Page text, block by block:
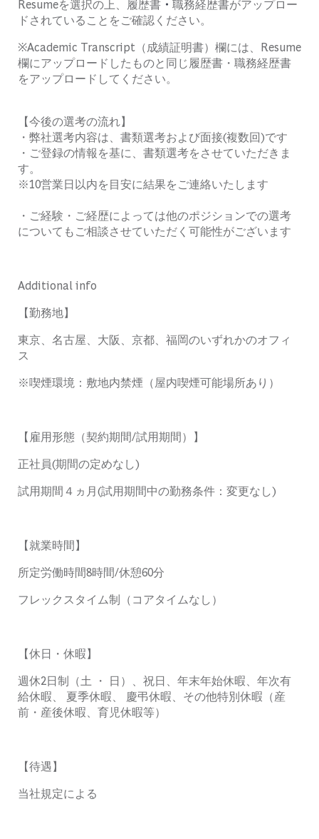
Resumeを選択の上、履歴書・ 職務経歴書がアップロー
ドされていることをご確認ください。
※Academic Transcript（成績証明書）欄には、Resume
欄にアップロードしたものと同じ履歴書・職務経歴書
をアップロードしてください。
【今後の選考の流れ】
・弊社選考内容は、書類選考および面接(複数回)です
・ご登録の情報を基に、書類選考をさせていただきま
す。
※10営業日以内を目安に結果をご連絡いたします
・ご経験・ご経歴によっては他のポジションでの選考
についてもご相談させていただく可能性がございます
Additional info
【勤務地】
東京、名古屋、大阪、京都、福岡のいずれかのオフィ
ス
※喫煙環境：敷地内禁煙（屋内喫煙可能場所あり）
【雇用形態（契約期間/試用期間）】
正社員(期間の定めなし)
試用期間４ヵ月(試用期間中の勤務条件：変更なし)
【就業時間】
所定労働時間8時間/休憩60分
フレックスタイム制（コアタイムなし）
【休日・休暇】
週休2日制（土 ・ 日）、祝日、年末年始休暇、年次有
給休暇、
夏季休暇、
慶弔休暇、その他特別休暇（産
前・産後休暇、育児休暇等）
【待遇】
当社規定による